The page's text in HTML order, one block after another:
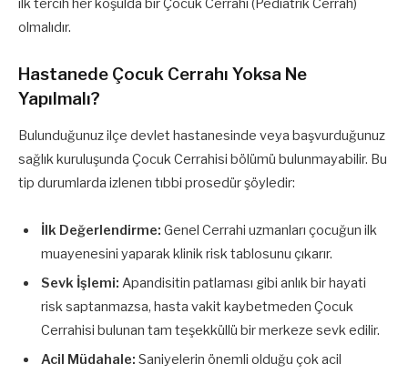
ilk tercih her koşulda bir Çocuk Cerrahı (Pediatrik Cerrah)
olmalıdır.
Hastanede Çocuk Cerrahı Yoksa Ne
Yapılmalı?
Bulunduğunuz ilçe devlet hastanesinde veya başvurduğunuz
sağlık kuruluşunda Çocuk Cerrahisi bölümü bulunmayabilir. Bu
tip durumlarda izlenen tıbbi prosedür şöyledir:
İlk Değerlendirme: Genel Cerrahi uzmanları çocuğun ilk
muayenesini yaparak klinik risk tablosunu çıkarır.
Sevk İşlemi: Apandisitin patlaması gibi anlık bir hayati
risk saptanmazsa, hasta vakit kaybetmeden Çocuk
Cerrahisi bulunan tam teşekküllü bir merkeze sevk edilir.
Acil Müdahale: Saniyelerin önemli olduğu çok acil